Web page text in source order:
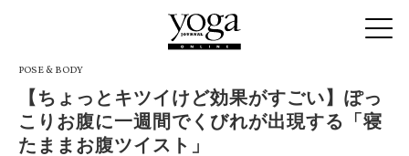
POSE & BODY
【ちょっとキツイけど効果がすごい】ぽっ
こりお腹に一週間でくびれが出現する「寝
たままお腹ツイスト」